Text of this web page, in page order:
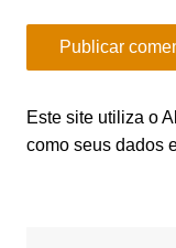
Este site utiliza o
como seus dados